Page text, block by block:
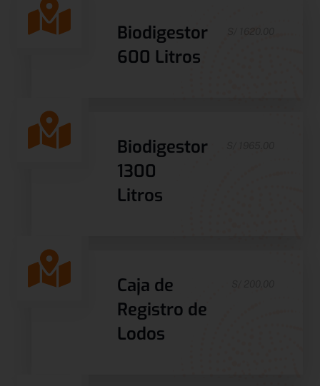
Biodigestor
600 Litros
Biodigestor
1300
Litros
Caja de
Registro de
Lodos